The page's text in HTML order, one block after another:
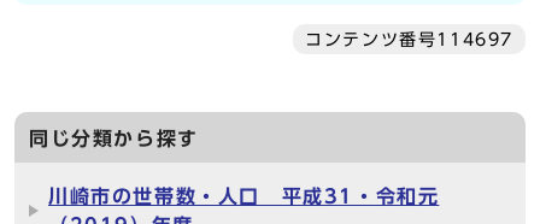
コンテンツ番号114697
同じ分類から探す
川崎市の世帯数・人口 平成31・令和元